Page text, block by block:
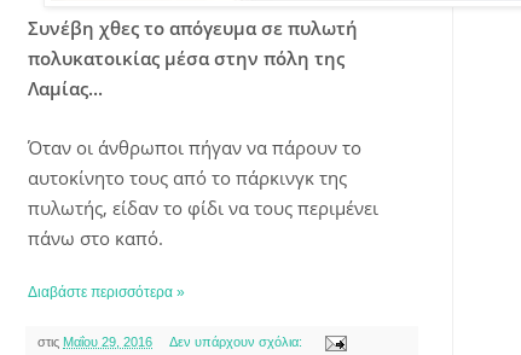
Συνέβη χθες το απόγευμα σε πυλωτή
πολυκατοικίας μέσα στην πόλη της
Λαμίας...
Όταν οι άνθρωποι πήγαν να πάρουν το
αυτοκίνητο τους από το πάρκινγκ της
πυλωτής, είδαν το φίδι να τους περιμένει
πάνω στο καπό.
Διαβάστε περισσότερα »
στις Μαΐου 29, 2016 Δεν υπάρχουν σχόλια: